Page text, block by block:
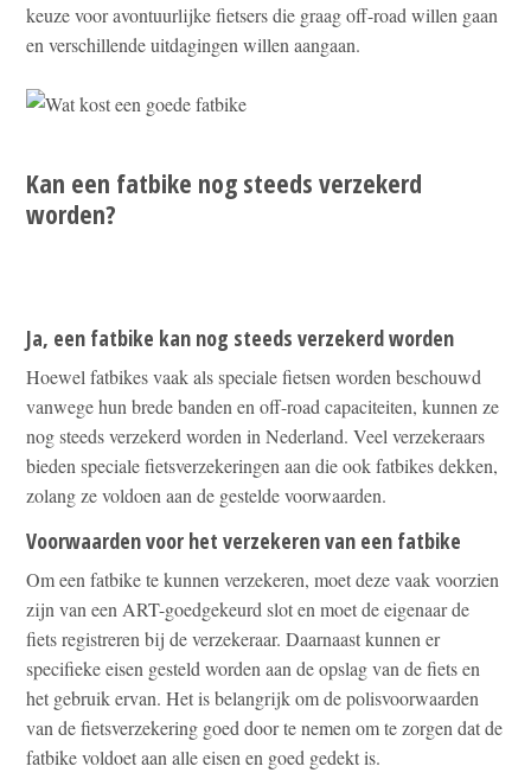
keuze voor avontuurlijke fietsers die graag off-road willen gaan
en verschillende uitdagingen willen aangaan.
Kan een fatbike nog steeds verzekerd
worden?
Ja, een fatbike kan nog steeds verzekerd worden
Hoewel fatbikes vaak als speciale fietsen worden beschouwd
vanwege hun brede banden en off-road capaciteiten, kunnen ze
nog steeds verzekerd worden in Nederland. Veel verzekeraars
bieden speciale fietsverzekeringen aan die ook fatbikes dekken,
zolang ze voldoen aan de gestelde voorwaarden.
Voorwaarden voor het verzekeren van een fatbike
Om een fatbike te kunnen verzekeren, moet deze vaak voorzien
zijn van een ART-goedgekeurd slot en moet de eigenaar de
fiets registreren bij de verzekeraar. Daarnaast kunnen er
specifieke eisen gesteld worden aan de opslag van de fiets en
het gebruik ervan. Het is belangrijk om de polisvoorwaarden
van de fietsverzekering goed door te nemen om te zorgen dat de
fatbike voldoet aan alle eisen en goed gedekt is.